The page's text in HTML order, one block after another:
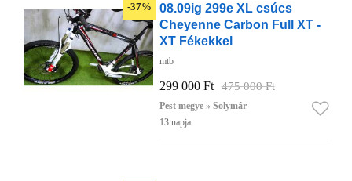
-37%
08.09ig 299e XL csúcs
Cheyenne Carbon Full XT -
XT Fékekkel
mtb
299 000 Ft 475 000 Ft
Pest megye » Solymár
13 napja